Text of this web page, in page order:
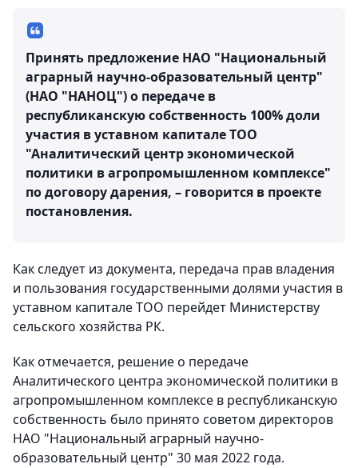
Принять предложение НАО "Национальный
аграрный научно-образовательный центр"
(НАО "НАНОЦ") о передаче в
республиканскую собственность 100% доли
участия в уставном капитале ТОО
"Аналитический центр экономической
политики в агропромышленном комплексе"
по договору дарения, – говорится в проекте
постановления.
Как следует из документа, передача прав владения
и пользования государственными долями участия в
уставном капитале ТОО перейдет Министерству
сельского хозяйства РК.
Как отмечается, решение о передаче
Аналитического центра экономической политики в
агропромышленном комплексе в республиканскую
собственность было принято советом директоров
НАО "Национальный аграрный научно-
образовательный центр" 30 мая 2022 года.